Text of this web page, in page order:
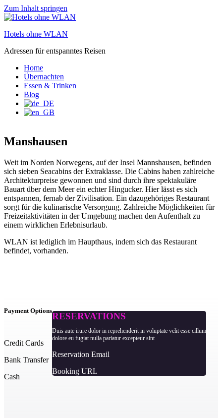
Zum Inhalt springen
Hotels ohne WLAN
Adressen für entspanntes Reisen
Home
Übernachten
Essen & Trinken
Blog
Manshausen
Weit im Norden Norwegens, auf der Insel Mannshausen, befinden
sich sieben Seacabins der Extraklasse. Die Cabins haben zahlreiche
Architekturpreise gewonnen und sind durch ihre spektakuläre
Bauart über dem Meer ein echter Hingucker. Hier lässt es sich
entspannen, fernab der Zivilisation. Ein dazugehöriges Restaurant
sorgt für die kulinarische Versorgung. Zahlreiche Möglichkeiten für
Freizeitaktivitäten in der Umgebung machen den Aufenthalt zu
einem wirklichen Erlebnisurlaub.
WLAN ist lediglich im Haupthaus, indem sich das Restaurant
befindet, vorhanden.
Payment Options
Credit Cards
Bank Transfer
Cash
RESERVATIONS
Duis aute irure dolor in reprehenderit in voluptate velit esse cillum
dolore eu fugiat nulla pariatur excepteur sint
Reservation Email
Booking URL